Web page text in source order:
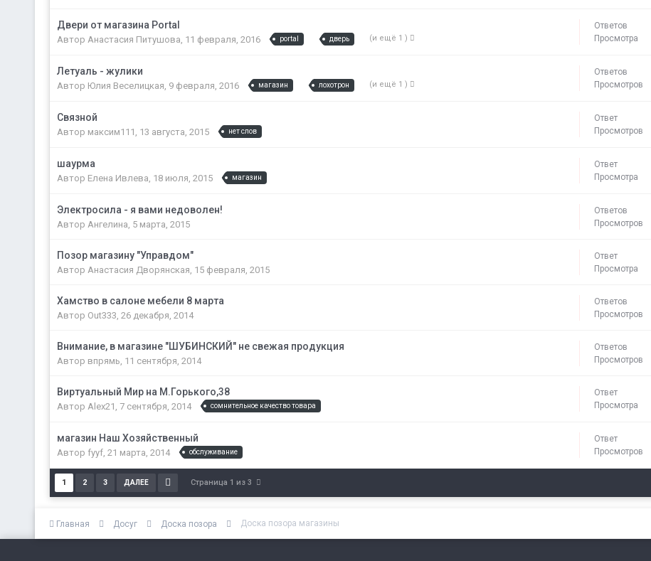
Двери от магазина Portal
Автор Анастасия Питушова, 11 февраля, 2016 portal дверь (и ещё 1 )
Ответов
Просмотра
Летуаль - жулики
Автор Юлия Веселицкая, 9 февраля, 2016 магазин лохотрон (и ещё 1 )
Ответов
Просмотров
Связной
Автор максим111 , 13 августа, 2015 нет слов
Ответ
Просмотров
шаурма
Автор Елена Ивлева, 18 июля, 2015 магазин
Ответ
Просмотра
Электросила - я вами недоволен!
Автор Ангелина, 5 марта, 2015
Ответов
Просмотров
Позор магазину "Управдом"
Автор Анастасия Дворянская, 15 февраля, 2015
Ответ
Просмотра
Хамство в салоне мебели 8 марта
Автор Out333, 26 декабря, 2014
Ответов
Просмотров
Внимание, в магазине "ШУБИНСКИЙ" не свежая продукция
Автор впрямь, 11 сентября, 2014
Ответов
Просмотров
Виртуальный Мир на М.Горького,38
Автор Alex21 , 7 сентября, 2014 сомнительное качество товара
Ответ
Просмотра
магазин Наш Хозяйственный
Автор fyyf, 21 марта, 2014 обслуживание
Ответ
Просмотров
1 2 3 ДАЛЕЕ Страница 1 из 3
Главная Досуг Доска позора Доска позора магазины